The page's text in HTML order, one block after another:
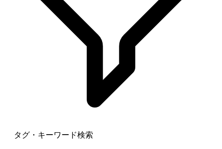
タグ・キーワード検索